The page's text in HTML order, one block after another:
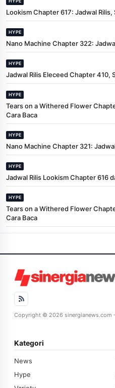
Lookism Chapter 617: Jadwal
HYPE
Nano Machine Chapter 322:
HYPE
Jadwal Rilis Eleceed Chapter 410,
HYPE
Tears on a Withered Flower
Cara Baca
HYPE
Nano Machine Chapter 321:
HYPE
Jadwal Rilis Lookism Chapter 616
HYPE
Tears on a Withered Flower
Cara Baca
Copyright © 2026 sinergianews.com
Kategori
News
Hype